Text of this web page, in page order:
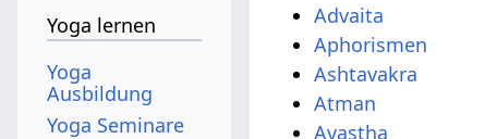
Advaita
Aphorismen
Ashtavakra
Atman
Avastha
Yoga lernen
Yoga
Ausbildung
Yoga Seminare